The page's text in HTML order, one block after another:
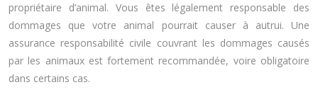
propriétaire d’animal. Vous êtes légalement responsable des
dommages que votre animal pourrait causer à autrui. Une
assurance responsabilité civile couvrant les dommages causés
par les animaux est fortement recommandée, voire obligatoire
dans certains cas.